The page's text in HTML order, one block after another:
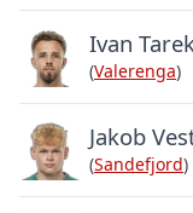
Ivan
(Valerenga)
Jakob
(Sandefjord)